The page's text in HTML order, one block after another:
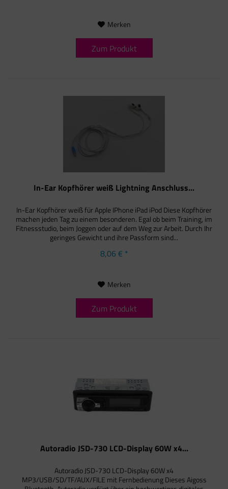
Merken
Zum Produkt
In-Ear Kopfhörer weiß Lightning Anschluss...
In-Ear Kopfhörer weiß für Apple IPhone iPad iPod Diese Kopfhörer
machen jeden Tag zu einem besonderen. Egal ob beim Training, im
Fitnessstudio, beim Joggen oder auf dem Weg zur Arbeit. Durch Ihr
geringes Gewicht und ihre Passform sind...
8,06 € *
Merken
Zum Produkt
Autoradio JSD-730 LCD-Display 60W x4...
Autoradio JSD-730 LCD-Display 60W x4
MP3/USB/SD/TF/AUX/FILE mit Fernbedienung Dieses Aigoss